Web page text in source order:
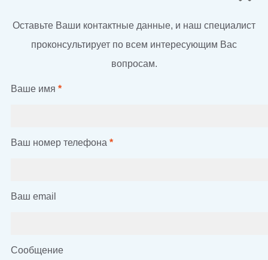
Оставьте Ваши контактные данные, и наш специалист
проконсультирует по всем интересующим Вас
вопросам.
Ваше имя *
Ваш номер телефона *
Ваш email
Сообщение